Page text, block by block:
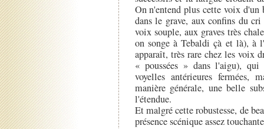
On n'entend plus cette voix d'un
dans le grave, aux confins du
voix souple, aux graves très
on songe à Tebaldi çà et là), à
apparaît, très rare chez les voix
« poussées » dans l'aigu),
voyelles antérieures fermées,
manière générale, une belle
l'étendue.
Et malgré cette robustesse, de
présence scénique assez